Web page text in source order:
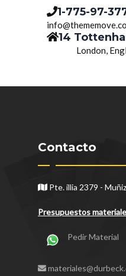
1-775-97-
14
London,
Contacto
Pte. illia 2379 -
Presupuestos
Pedir Material